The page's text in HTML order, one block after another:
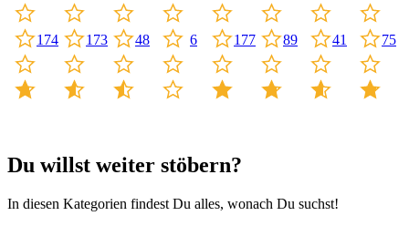
174 173 48 6 177 89 41 75
Du willst weiter stöbern?
In diesen Kategorien findest Du alles, wonach Du suchst!